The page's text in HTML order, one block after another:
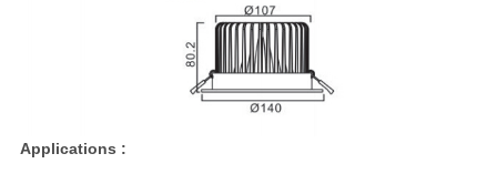
Applications :